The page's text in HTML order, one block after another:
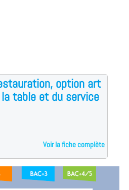
option art
table et du service
Voir la fiche complète